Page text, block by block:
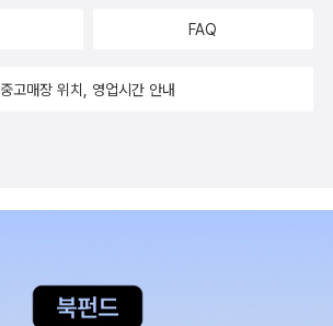
FAQ
중고매장 위치, 영업시간 안내